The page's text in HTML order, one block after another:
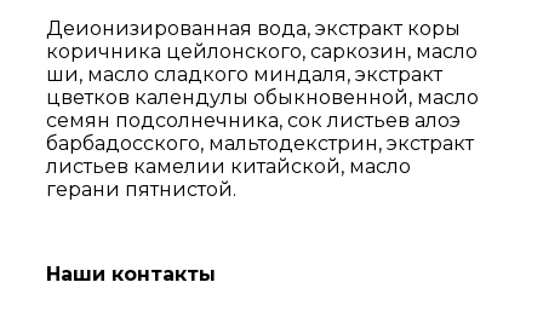
Деионизированная вода, экстракт коры
коричника цейлонского, саркозин, масло
ши, масло сладкого миндаля, экстракт
цветков календулы обыкновенной, масло
семян подсолнечника, сок листьев алоэ
барбадосского, мальтодекстрин, экстракт
листьев камелии китайской, масло
герани пятнистой.
Наши контакты